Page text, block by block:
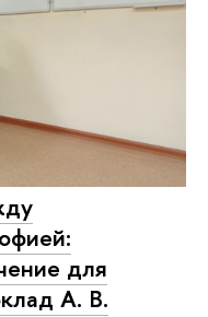
для
А. В.